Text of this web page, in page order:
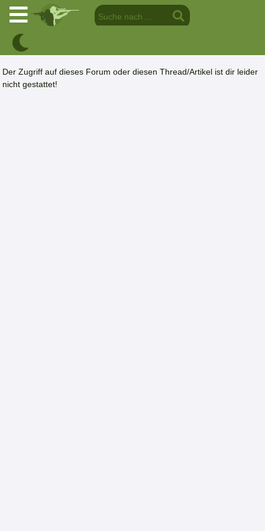
Der Zugriff auf dieses Forum oder diesen Thread/Artikel ist dir leider
nicht gestattet!